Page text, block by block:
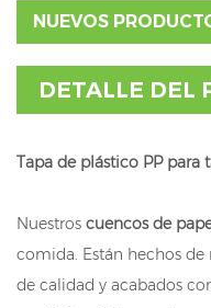
NUEVOS
DETALLE DEL
Tapa de plástico PP para
Nuestros cuencos de
comida. Están hechos
de calidad y acabados